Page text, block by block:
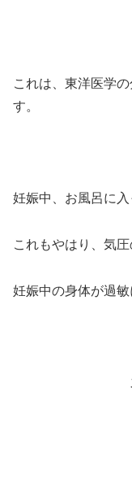
これは、東洋医学
す。
妊娠中、お風呂に入
これもやはり、気
妊娠中の身体が過敏